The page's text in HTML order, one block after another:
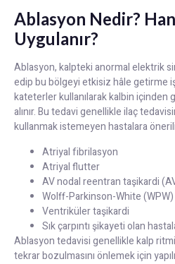
Ablasyon Nedir?
Uygulanır?
Ablasyon, kalpteki anormal elektrik
edip bu bölgeyi etkisiz hâle getirme
kateterler kullanılarak kalbin
alınır. Bu tedavi genellikle ilaç
kullanmak istemeyen hastalara
Atriyal fibrilasyon
Atriyal flutter
AV nodal reentran taşikardi
Wolff-Parkinson-White
Ventriküler taşikardi
Sık çarpıntı şikayeti olan
Ablasyon tedavisi genellikle kalp
tekrar bozulmasını önlemek için